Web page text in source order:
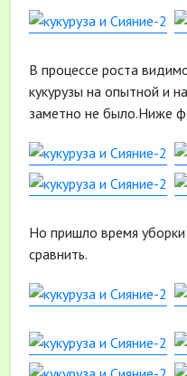
В процессе роста
кукурузы на опытной и
заметно не было.Ниже
Но пришло время уборки
сравнить.